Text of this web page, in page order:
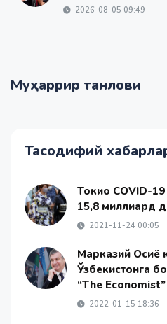
2026-08-05 09:49
Муҳаррир танлови
Тасодифий
Токио COVID-
15,8 миллиард
2021-11-24 00:05
Марказий Осиё
Ўзбекистонга
“The Economist”
2022-01-15 18:36